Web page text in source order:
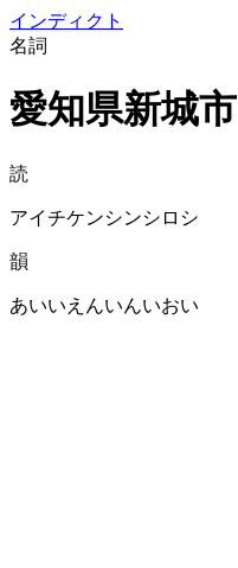
インディクト
名詞
愛知県新城市
読
アイチケンシンシロシ
韻
あいいえんいんいおい